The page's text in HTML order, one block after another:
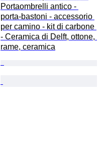
Portaombrelli antico -
porta-bastoni - accessorio
per camino - kit di carbone
- Ceramica di Delft, ottone,
rame, ceramica